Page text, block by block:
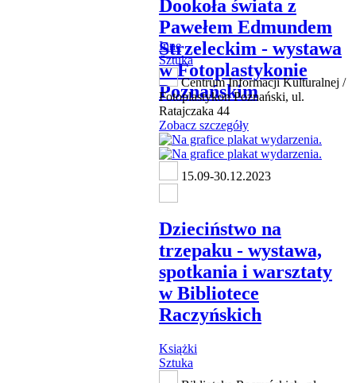
Dookoła świata z
Pawełem Edmundem
Strzeleckim - wystawa
w Fotoplastykonie
Poznańskim
Inne
Sztuka
Centrum Informacji Kulturalnej /
Fotoplastykon Poznański, ul.
Ratajczaka 44
Zobacz szczegóły
15.09-30.12.2023
Dzieciństwo na
trzepaku - wystawa,
spotkania i warsztaty
w Bibliotece
Raczyńskich
Książki
Sztuka